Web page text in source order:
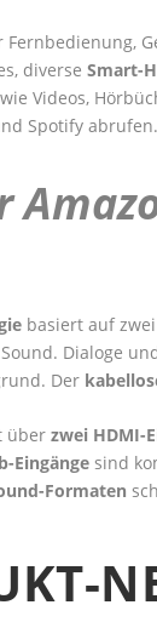
Fernbedienung,
diverseSmart-
Videos,
Spotify abrufen.
basiert auf
Dialoge
Der
überzwei HDMI-
Eingänge sind
Formaten